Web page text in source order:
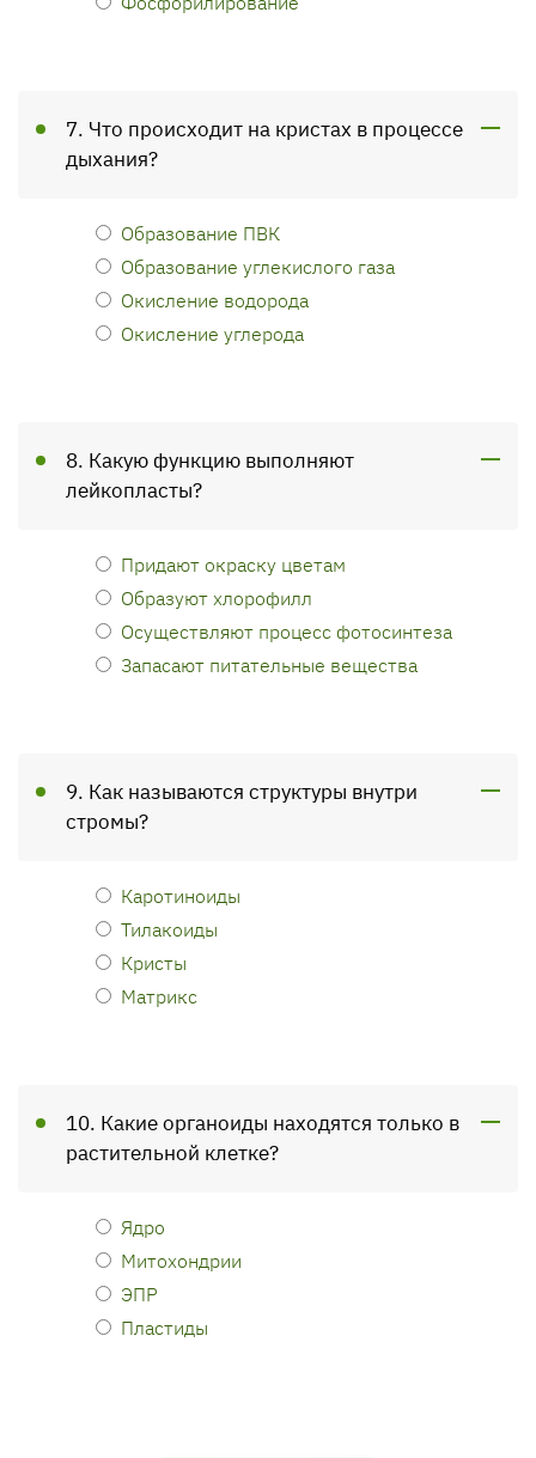
7. Что происходит на кристах в процессе
дыхания?
Образование ПВК
Образование углекислого газа
Окисление водорода
Окисление углерода
8. Какую функцию выполняют
лейкопласты?
Придают окраску цветам
Образуют хлорофилл
Осуществляют процесс фотосинтеза
Запасают питательные вещества
9. Как называются структуры внутри
стромы?
Каротиноиды
Тилакоиды
Кристы
Матрикс
10. Какие органоиды находятся только в
растительной клетке?
Ядро
Митохондрии
ЭПР
Пластиды